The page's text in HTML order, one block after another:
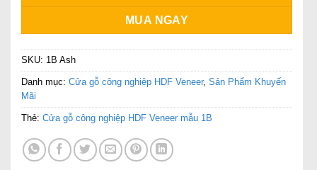
MUA NGAY
SKU: 1B Ash
Danh mục: Cửa gỗ công nghiệp HDF Veneer, Sản Phẩm Khuyến
Mãi
Thẻ: Cửa gỗ công nghiệp HDF Veneer mẫu 1B